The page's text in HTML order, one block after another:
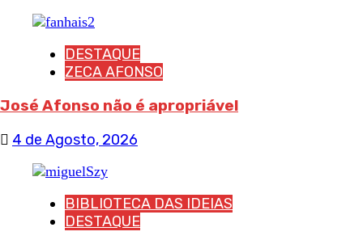
DESTAQUE
ZECA AFONSO
José Afonso não é apropriável
4 de Agosto, 2026
BIBLIOTECA DAS IDEIAS
DESTAQUE